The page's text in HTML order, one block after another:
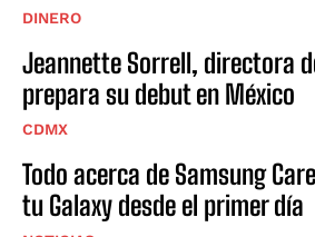
DINERO
Jeannette Sorrell, directora
prepara su debut en México
CDMX
Todo acerca de Samsung
tu Galaxy desde el primer día